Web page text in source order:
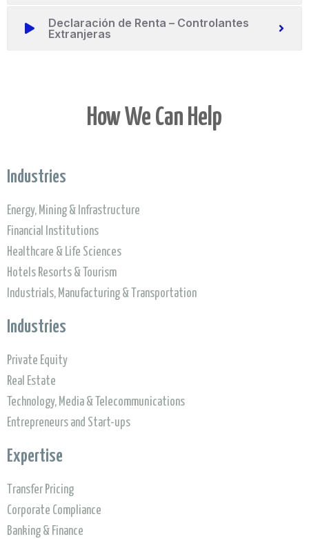
Declaración de Renta – Controlantes
Extranjeras
How We Can Help
Industries
Energy, Mining & Infrastructure
Financial Institutions
Healthcare & Life Sciences
Hotels Resorts & Tourism
Industrials, Manufacturing & Transportation
Industries
Private Equity
Real Estate
Technology, Media & Telecommunications
Entrepreneurs and Start-ups
Expertise
Transfer Pricing
Corporate Compliance
Banking & Finance